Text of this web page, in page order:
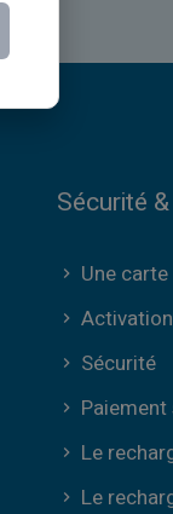
Sécurité
Une carte
Sécurité
Le
Le